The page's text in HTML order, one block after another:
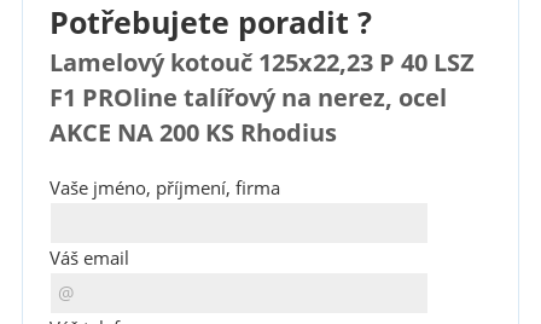
Potřebujete poradit ?
Lamelový kotouč 125x22,23 P 40 LSZ
F1 PROline talířový na nerez, ocel
AKCE NA 200 KS Rhodius
Vaše jméno, příjmení, firma
Váš email